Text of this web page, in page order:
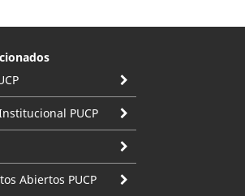
PUCP
Abiertos PUCP